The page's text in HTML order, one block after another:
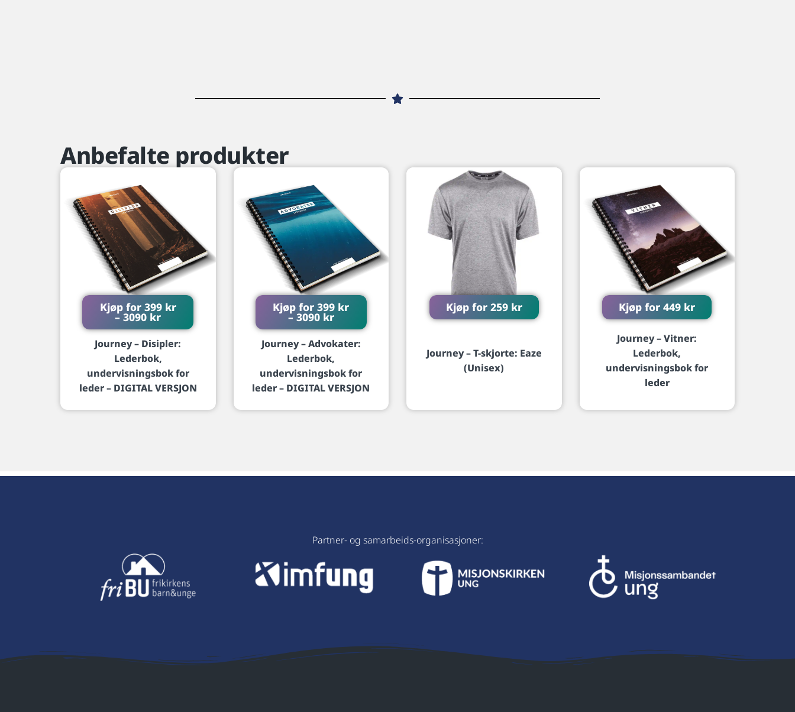
Anbefalte produkter
Kjøp for 399 kr
– 3090 kr
Journey – Disipler:
Lederbok,
undervisningsbok for
leder – DIGITAL VERSJON
Kjøp for399 kr
– 3090 kr
Journey – Advokater:
Lederbok,
undervisningsbok for
leder – DIGITAL VERSJON
Kjøp for 259 kr
Journey – T-skjorte: Eaze
(Unisex)
Kjøp for449 kr
Journey – Vitner:
Lederbok,
undervisningsbok for
leder
Partner- og samarbeids-organisasjoner: